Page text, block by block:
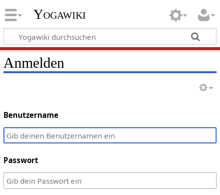
Yogawiki
Anmelden
Benutzername
Passwort